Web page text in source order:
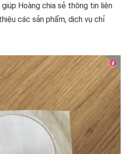
Hoàng chia sẻ thông tin liên
các sản phẩm, dịch vụ chỉ